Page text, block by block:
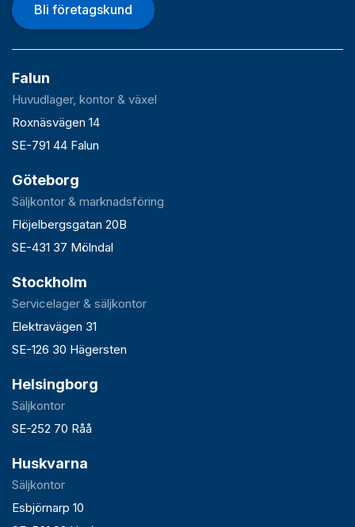
Bli företagskund
Falun
Huvudlager, kontor & växel
Roxnäsvägen 14
SE-791 44 Falun
Göteborg
Säljkontor & marknadsföring
Flöjelbergsgatan 20B
SE-431 37 Mölndal
Stockholm
Servicelager & säljkontor
Elektravägen 31
SE-126 30 Hägersten
Helsingborg
Säljkontor
SE-252 70 Råå
Huskvarna
Säljkontor
Esbjörnarp 10